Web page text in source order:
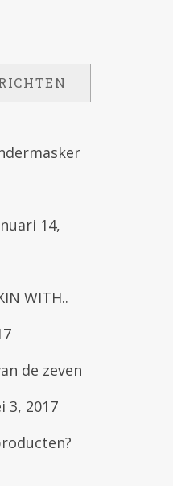
14,
WITH..
de zeven
3, 2017